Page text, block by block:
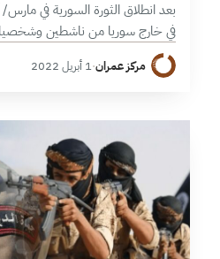
في خارج سوريا من ناشطين
لنظام الأسد الأب والابن، وكان هدف
تشكيل جسم يعكس مطالب الحراك
مركز عمران·1 أبريل 2022